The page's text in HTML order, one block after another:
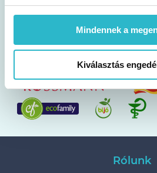
Mindennek a
Kiválasztás
Vagy keresd a drogériákban,
patikákban és
Rólunk